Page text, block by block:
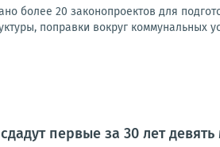
более 20 законопроектов для
поправки вокруг коммунальных
первые за 30 лет